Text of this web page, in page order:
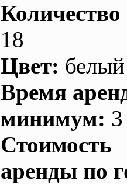
Количество
18
Цвет: белый
Время
минимум:
Стоимость
аренды по